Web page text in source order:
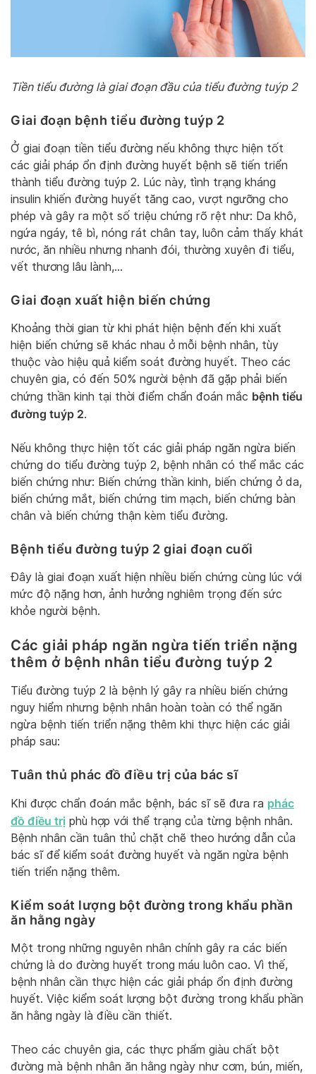
Tiền tiểu đường là giai đoạn đầu của tiểu đường tuýp 2
Giai đoạn bệnh tiểu đường tuýp 2
Ở giai đoạn tiền tiểu đường nếu không thực hiện tốt
các giải pháp ổn định đường huyết bệnh sẽ tiến triển
thành tiểu đường tuýp 2. Lúc này, tình trạng kháng
insulin khiến đường huyết tăng cao, vượt ngưỡng cho
phép và gây ra một số triệu chứng rõ rệt như: Da khô,
ngứa ngáy, tê bì, nóng rát chân tay, luôn cảm thấy khát
nước, ăn nhiều nhưng nhanh đói, thường xuyên đi tiểu,
vết thương lâu lành,…
Giai đoạn xuất hiện biến chứng
Khoảng thời gian từ khi phát hiện bệnh đến khi xuất
hiện biến chứng sẽ khác nhau ở mỗi bệnh nhân, tùy
thuộc vào hiệu quả kiểm soát đường huyết. Theo các
chuyên gia, có đến 50% người bệnh đã gặp phải biến
chứng thần kinh tại thời điểm chẩn đoán mắc bệnh tiểu
đường tuýp 2.
Nếu không thực hiện tốt các giải pháp ngăn ngừa biến
chứng do tiểu đường tuýp 2, bệnh nhân có thể mắc các
biến chứng như: Biến chứng thần kinh, biến chứng ở da,
biến chứng mắt, biến chứng tim mạch, biến chứng bàn
chân và biến chứng thận kèm tiểu đường.
Bệnh tiểu đường tuýp 2 giai đoạn cuối
Đây là giai đoạn xuất hiện nhiều biến chứng cùng lúc với
mức độ nặng hơn, ảnh hưởng nghiêm trọng đến sức
khỏe người bệnh.
Các giải pháp ngăn ngừa tiến triển nặng
thêm ở bệnh nhân tiểu đường tuýp 2
Tiểu đường tuýp 2 là bệnh lý gây ra nhiều biến chứng
nguy hiểm nhưng bệnh nhân hoàn toàn có thể ngăn
ngừa bệnh tiến triển nặng thêm khi thực hiện các giải
pháp sau:
Tuân thủ phác đồ điều trị của bác sĩ
Khi được chẩn đoán mắc bệnh, bác sĩ sẽ đưa ra phác
đồ điều trị phù hợp với thể trạng của từng bệnh nhân.
Bệnh nhân cần tuân thủ chặt chẽ theo hướng dẫn của
bác sĩ để kiểm soát đường huyết và ngăn ngừa bệnh
tiến triển nặng thêm.
Kiểm soát lượng bột đường trong khẩu phần
ăn hằng ngày
Một trong những nguyên nhân chính gây ra các biến
chứng là do đường huyết trong máu luôn cao. Vì thế,
bệnh nhân cần thực hiện các giải pháp ổn định đường
huyết. Việc kiểm soát lượng bột đường trong khẩu phần
ăn hằng ngày là điều cần thiết.
Theo các chuyên gia, các thực phẩm giàu chất bột
đường mà bệnh nhân ăn hằng ngày như cơm, bún, miến,